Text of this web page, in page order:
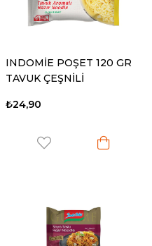
INDOMİE POŞET 120 GR
TAVUK ÇEŞNİLİ
₺24,90